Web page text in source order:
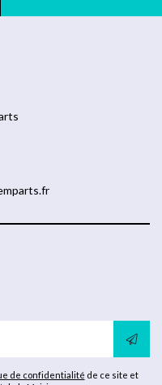
de confidentialité de ce site et